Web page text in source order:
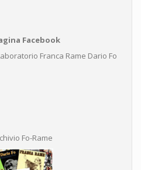
Facebook
Franca Rame Dario Fo
Fo-Rame